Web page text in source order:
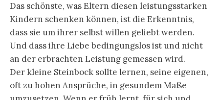
Das schönste, was Eltern diesen leistungsstarken
Kindern schenken können, ist die Erkenntnis,
dass sie um ihrer selbst willen geliebt werden.
Und dass ihre Liebe bedingungslos ist und nicht
an der erbrachten Leistung gemessen wird.
Der kleine Steinbock sollte lernen, seine eigenen,
oft zu hohen Ansprüche, in gesundem Maße